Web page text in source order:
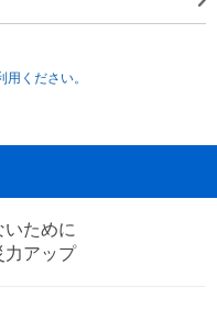
ください。
ために
力アップ